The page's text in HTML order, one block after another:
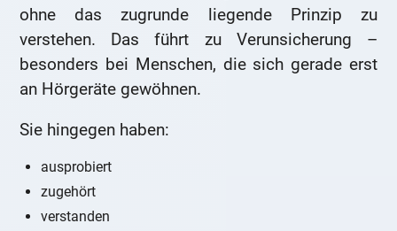
ohne das zugrunde liegende Prinzip zu
verstehen. Das führt zu Verunsicherung –
besonders bei Menschen, die sich gerade erst
an Hörgeräte gewöhnen.
Sie hingegen haben:
ausprobiert
zugehört
verstanden